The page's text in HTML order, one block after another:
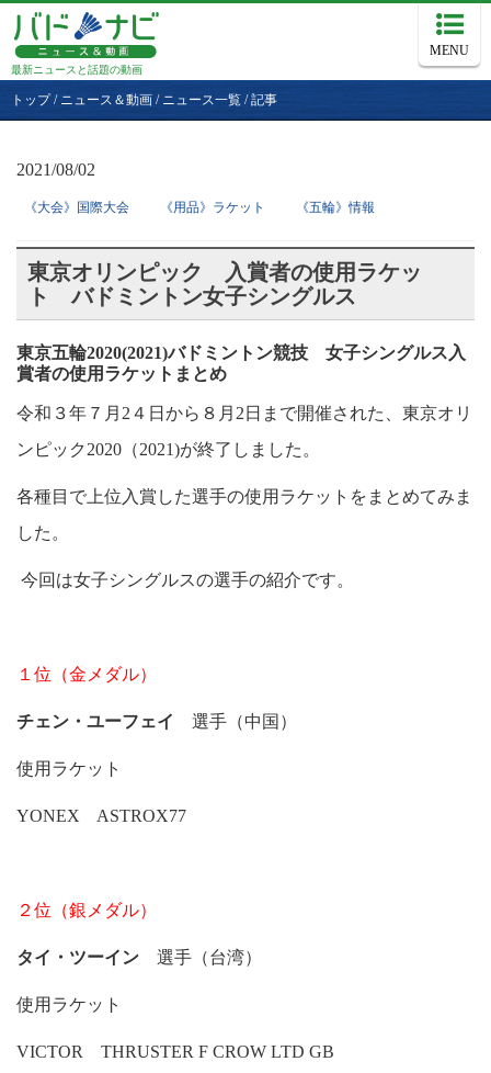
最新ニュースと話題の動画
MENU
トップ/ ニュース＆動画 / ニュース一覧 /記事
2021/08/02
《大会》国際大会 《用品》ラケット 《五輪》情報
東京オリンピック 入賞者の使用ラケッ
ト バドミントン女子シングルス
東京五輪2020(2021)バドミントン競技 女子シングルス入
賞者の使用ラケットまとめ
令和３年７月2４日から８月2日まで開催された、東京オリ
ンピック2020（2021)が終了しました。
各種目で上位入賞した選手の使用ラケットをまとめてみま
した。
今回は女子シングルスの選手の紹介です。
１位（金メダル）
チェン・ユーフェイ 選手（中国）
使用ラケット
YONEX ASTROX77
２位（銀メダル）
タイ・ツーイン 選手（台湾）
使用ラケット
VICTOR THRUSTER F CROW LTD GB